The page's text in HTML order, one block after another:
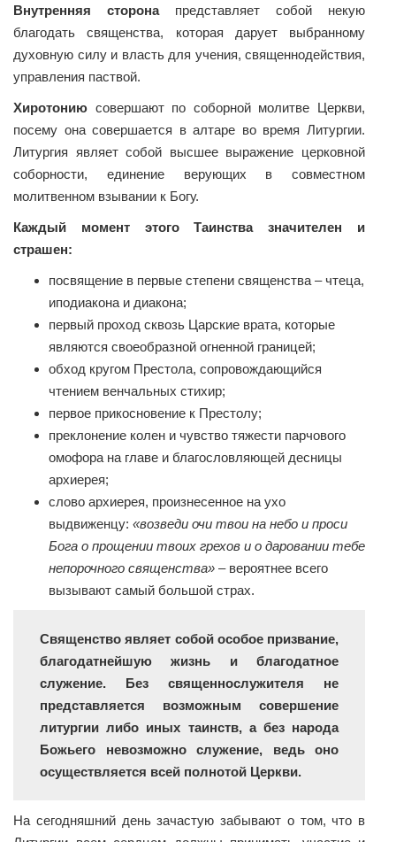
Внутренняя сторонапредставляет собой некую
благодать священства, которая дарует выбранному
духовную силу и власть для учения, священнодействия,
управления паствой.
Хиротонию совершают по соборной молитве Церкви,
посему она совершается в алтаре во время Литургии.
Литургия являет собой высшее выражение церковной
соборности, единение верующих в совместном
молитвенном взывании к Богу.
Каждый момент этого Таинства значителен и
страшен:
посвящение в первые степени священства – чтеца,
иподиакона и диакона;
первый проход сквозь Царские врата, которые
являются своеобразной огненной границей;
обход кругом Престола, сопровождающийся
чтением венчальных стихир;
первое прикосновение к Престолу;
преклонение колен и чувство тяжести парчового
омофора на главе и благословляющей десницы
архиерея;
слово архиерея, произнесенное на ухо
выдвиженцу: «возведи очи твои на небо и проси
Бога о прощении твоих грехов и о даровании тебе
непорочного священства» – вероятнее всего
вызывают самый большой страх.
Священство являет собой особое призвание,
благодатнейшую жизнь и благодатное
служение. Без священнослужителя не
представляется возможным совершение
литургии либо иных таинств, а без народа
Божьего невозможно служение, ведь оно
осуществляется всей полнотой Церкви.
На сегодняшний день зачастую забывают о том, что в